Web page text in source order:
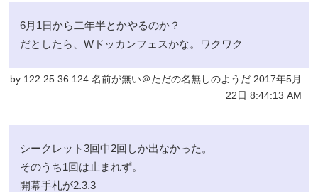
6月1日から二年半とかやるのか？
だとしたら、Wドッカンフェスかな。ワクワク
by 122.25.36.124 名前が無い＠ただの名無しのようだ 2017年5月
22日 8:44:13 AM
シークレット3回中2回しか出なかった。
そのうち1回は止まれず。
開幕手札が2.3.3